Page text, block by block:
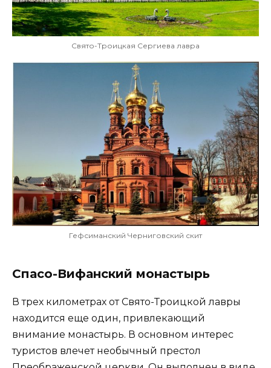
Свято-Троицкая Сергиева лавра
Гефсиманский Черниговский скит
Спасо-Вифанский монастырь
В трех километрах от Свято-Троицкой лавры
находится еще один, привлекающий
внимание монастырь. В основном интерес
туристов влечет необычный престол